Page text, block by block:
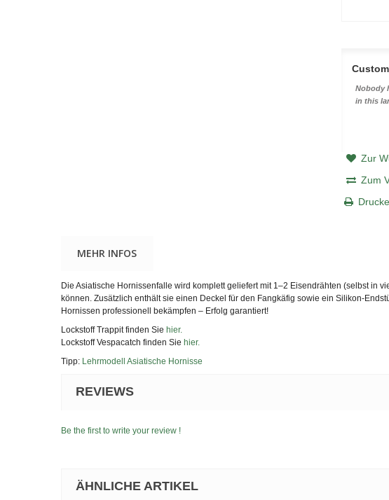
Nobody
in this
Zur
Zum
MEHR INFOS
Die Asiatische Hornissenfalle wird komplett geliefert mit 1–2 Eisendrähten (selbst in
können. Zusätzlich enthält sie einen Deckel für den Fangkäfig sowie ein Silikon-
Hornissen professionell bekämpfen – Erfolg garantiert!
Lockstoff Trappit finden Sie hier.
Lockstoff Vespacatch finden Sie hier.
Tipp: Lehrmodell Asiatische Hornisse
REVIEWS
Be the first to write your review !
ÄHNLICHE ARTIKEL